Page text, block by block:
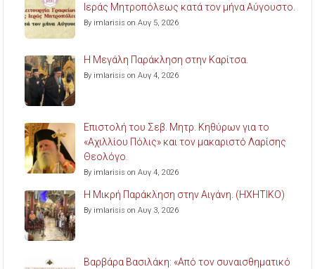
Ιεράς Μητροπόλεως κατά τον μήνα Αύγουστο.
By imlarisis on Αυγ 5, 2026
Η Μεγάλη Παράκληση στην Καρίτσα.
By imlarisis on Αυγ 4, 2026
Επιστολή του Σεβ. Μητρ. Κηθύρων για το
«Αχιλλίου Πόλις» και τον μακαριστό Λαρίσης
Θεολόγο.
By imlarisis on Αυγ 4, 2026
Η Μικρή Παράκληση στην Αιγάνη. (ΗΧΗΤΙΚΟ)
By imlarisis on Αυγ 3, 2026
Βαρβάρα Βασιλάκη: «Από τον συναισθηματικό